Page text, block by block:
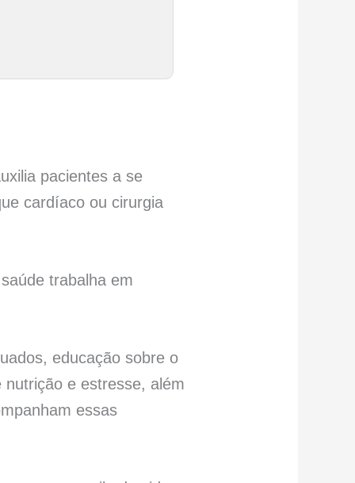
pacientes a se
cardíaco ou cirurgia
trabalha em
educação sobre o
e estresse, além
essas